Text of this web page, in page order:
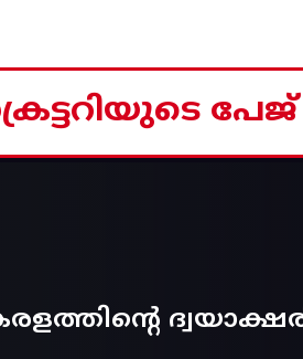
പേജ്